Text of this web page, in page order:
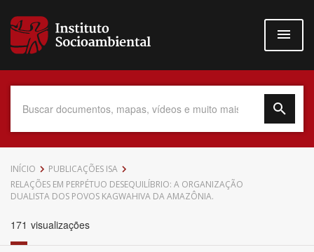
para
conteúdo
Data do Documento
INÍCIO
PUBLICAÇÕES ISA
RELAÇÕES EM PERPÉTUO DESEQUILÍBRIO: A ORGANIZAÇÃO
DUALISTA DOS POVOS KAGWAHIVA DA AMAZÔNIA.
171 visualizações